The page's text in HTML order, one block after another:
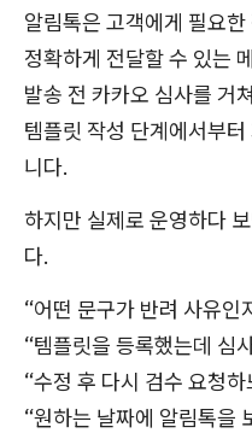
알림톡은 고객에게 필요한
정확하게 전달할 수 있는
발송 전 카카오 심사를 거
템플릿 작성 단계에서부
니다.
하지만 실제로 운영하다
다.
“어떤 문구가 반려 사유인
“템플릿을 등록했는데 심
“수정 후 다시 검수 요청
“원하는 날짜에 알림톡을